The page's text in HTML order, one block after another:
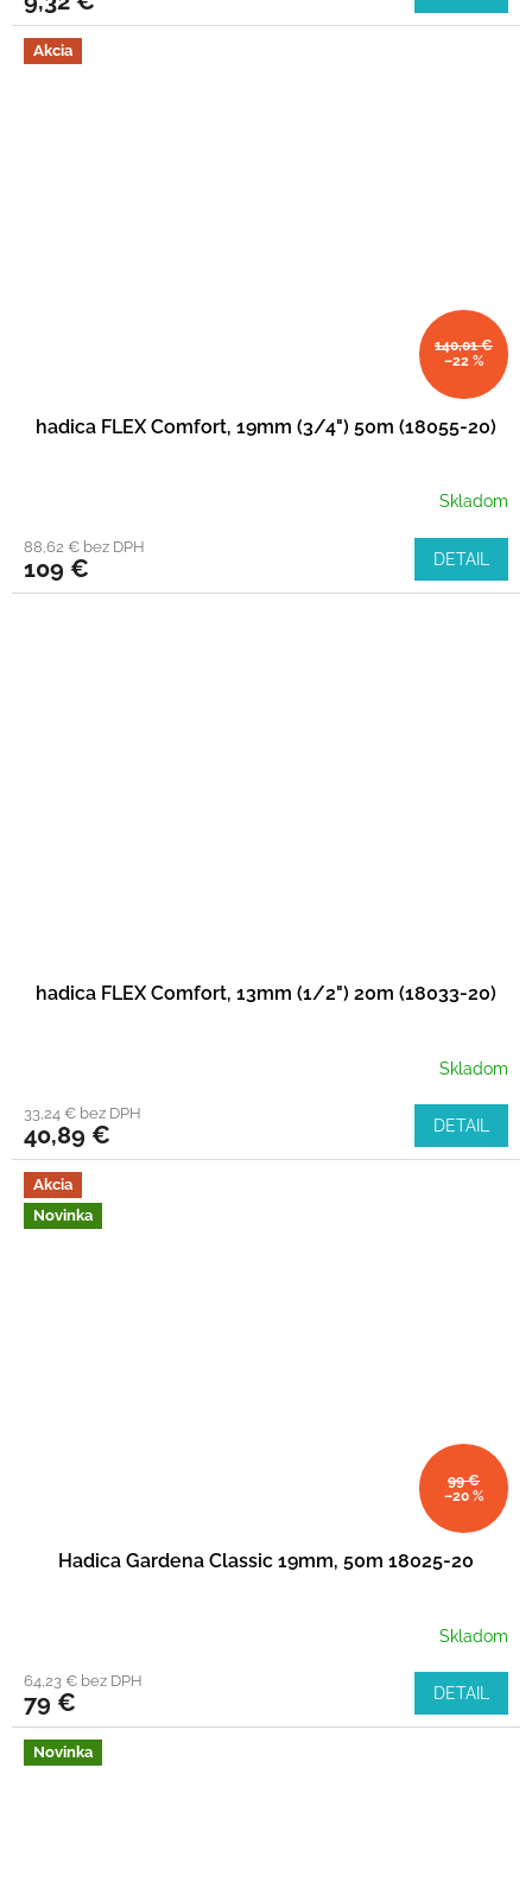
Akcia
140,01 €
–22 %
hadica FLEX Comfort, 19mm (3/4") 50m (18055-20)
Skladom
88,62 € bez DPH
109 € DETAIL
hadica FLEX Comfort, 13mm (1/2") 20m (18033-20)
Skladom
33,24 € bez DPH
40,89 € DETAIL
Akcia
Novinka
99 €
–20 %
Hadica Gardena Classic 19mm, 50m 18025-20
Skladom
64,23 € bez DPH
79 € DETAIL
Novinka